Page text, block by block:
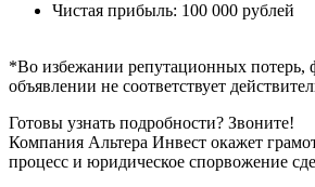
Чистая прибыль: 100 000 рублей
*Во избежании репутационных потерь,
объявлении не соответствует
Готовы узнать подробности? Звоните!
Компания Альтера Инвест окажет
процесс и юридическое спорвожение